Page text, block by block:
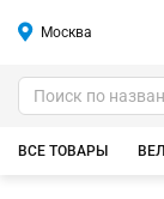
Москва
ВСЕ ТОВАРЫ